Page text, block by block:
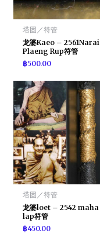
塔固／符管
龙婆Kaeo – 2561Narai
Plaeng Rup符管
฿500.00
塔固／符管
龙婆loet – 2542 maha
lap符管
฿450.00